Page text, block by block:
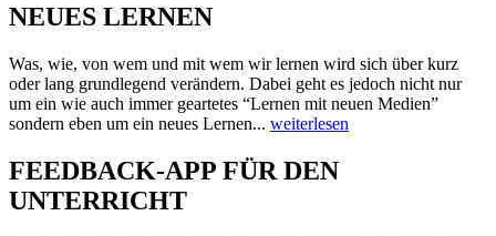
NEUES LERNEN
Was, wie, von wem und mit wem wir lernen wird sich über kurz
oder lang grundlegend verändern. Dabei geht es jedoch nicht nur
um ein wie auch immer geartetes “Lernen mit neuen Medien”
sondern eben um ein neues Lernen... weiterlesen
FEEDBACK-APP FÜR DEN
UNTERRICHT